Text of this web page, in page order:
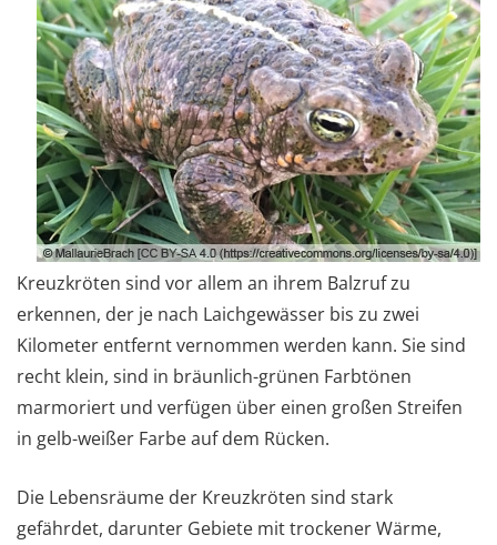
Kreuzkröten sind vor allem an ihrem Balzruf zu
erkennen, der je nach Laichgewässer bis zu zwei
Kilometer entfernt vernommen werden kann. Sie sind
recht klein, sind in bräunlich-grünen Farbtönen
marmoriert und verfügen über einen großen Streifen
in gelb-weißer Farbe auf dem Rücken.
Die Lebensräume der Kreuzkröten sind stark
gefährdet, darunter Gebiete mit trockener Wärme,